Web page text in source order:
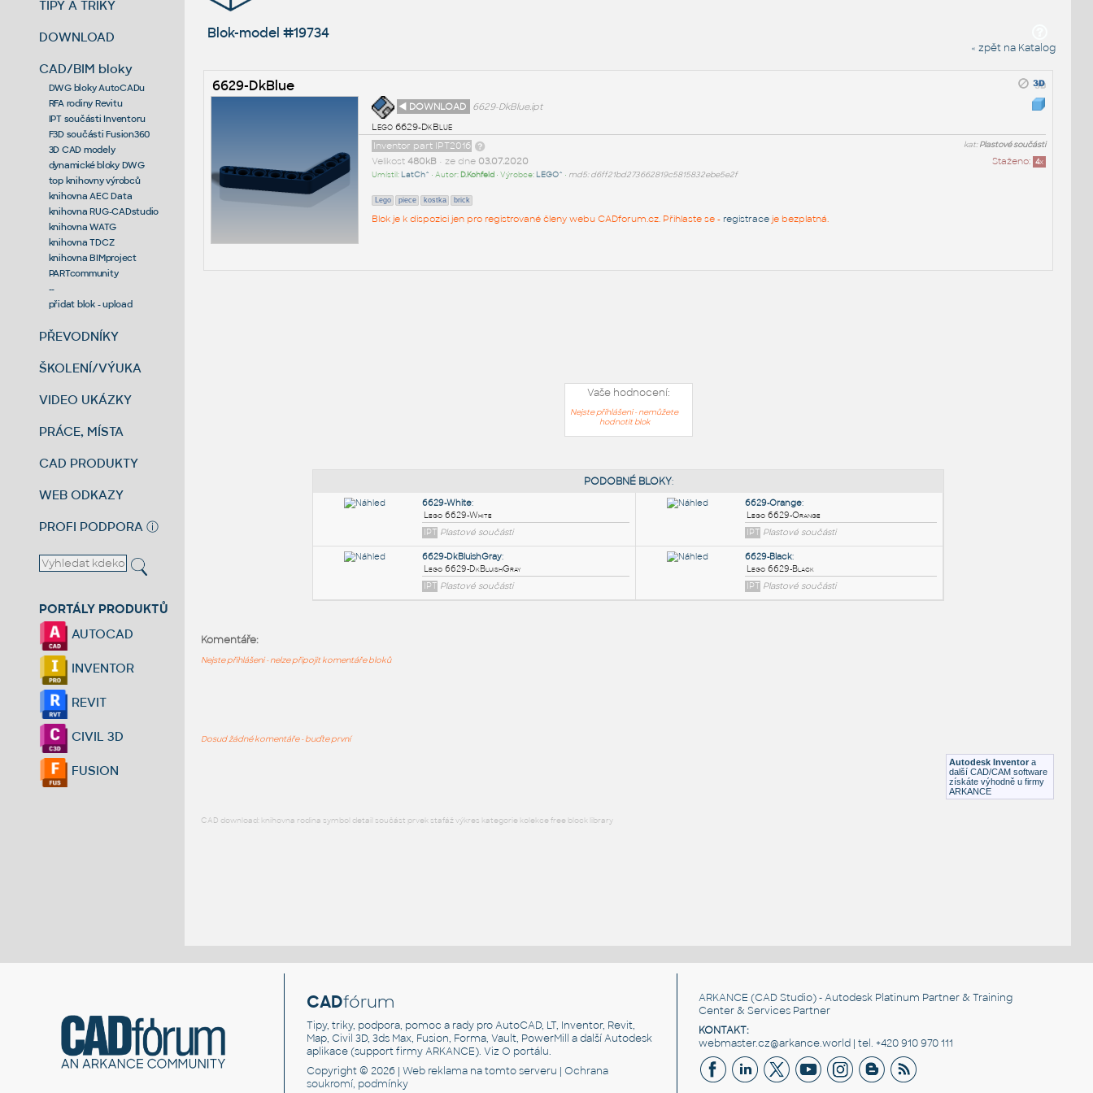
TIPY A TRIKY
DOWNLOAD
CAD/BIM bloky
DWG bloky AutoCADu
RFA rodiny Revitu
IPT součásti Inventoru
F3D součásti Fusion360
3D CAD modely
dynamické bloky DWG
top knihovny výrobců
knihovna AEC Data
knihovna RUG-CADstudio
knihovna WATG
knihovna TDCZ
knihovna BIMproject
PARTcommunity
--
přidat blok - upload
PŘEVODNÍKY
ŠKOLENÍ/VÝUKA
VIDEO UKÁZKY
PRÁCE, MÍSTA
CAD PRODUKTY
WEB ODKAZY
PROFI PODPORA ⓘ
PORTÁLY PRODUKTŮ
AUTOCAD
INVENTOR
REVIT
CIVIL 3D
FUSION
Blok-model #19734
« zpět na Katalog
6629-DkBlue
◄ DOWNLOAD
6629-DkBlue.ipt
Lego 6629-DkBlue
kat:Plastové součásti
Inventor part IPT2016
Staženo: 4x
Velikost 480kB• ze dne 03.07.2020
Umístil: LatCh^ • Autor: D.Kohfeld• Výrobce: LEGO^ • md5: d6ff21bd273662819c5815832ebe5e2f
Lego piece kostka brick
Blok je k dispozici jen pro registrované členy webu CADforum.cz. Přihlaste se - registraceje bezplatná.
Vaše hodnocení:
Nejste přihlášeni - nemůžete
hodnotit blok
Plastové součásti
Autodesk Inventor a
další CAD/CAM software
získáte výhodně u firmy
ARKANCE
Komentáře:
Nejste přihlášeni - nelze připojit komentáře bloků
Dosud žádné komentáře - buďte první
CAD download: knihovna rodina symbol detail součást prvek stafáž výkres kategorie kolekce free block library
CADfórum
Tipy, triky, podpora, pomoc a rady pro AutoCAD, LT, Inventor, Revit,
Map, Civil 3D, 3ds Max, Fusion, Forma, Vault, PowerMill a další Autodesk
aplikace (support firmy ARKANCE). VizO portálu.
Copyright © 2026 |Web reklama na tomto serveru |Ochrana
soukromí, podmínky
ARKANCE (CAD Studio) - Autodesk Platinum Partner & Training
Center & Services Partner
KONTAKT:
webmaster.cz@arkance.world | tel. +420 910 970 111